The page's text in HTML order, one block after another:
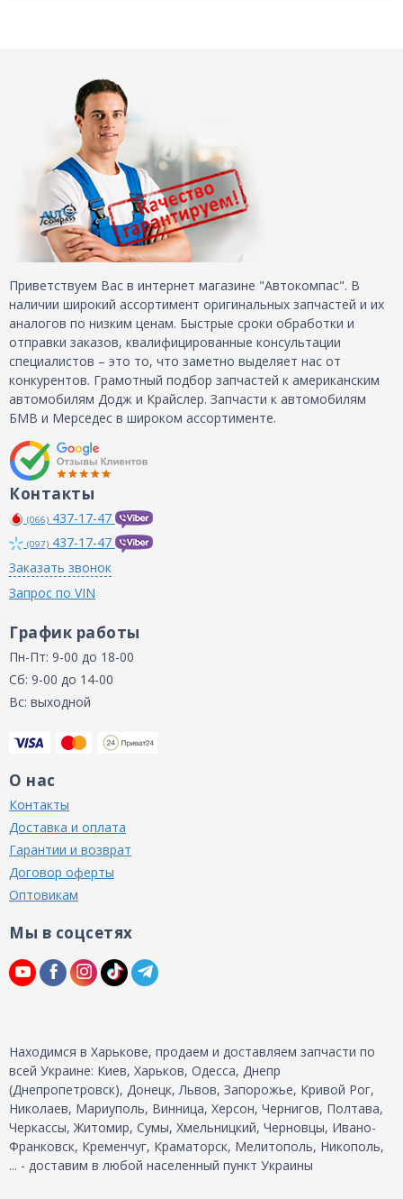
Приветствуем Вас в интернет магазине "Автокомпас". В
наличии широкий ассортимент оригинальных запчастей и их
аналогов по низким ценам. Быстрые сроки обработки и
отправки заказов, квалифицированные консультации
специалистов – это то, что заметно выделяет нас от
конкурентов. Грамотный подбор запчастей к американским
автомобилям Додж и Крайслер. Запчасти к автомобилям
БМВ и Мерседес в широком ассортименте.
Контакты
(066) 437-17-47
(097) 437-17-47
Заказать звонок
Запрос по VIN
График работы
Пн-Пт: 9-00 до 18-00
Сб: 9-00 до 14-00
Вс: выходной
О нас
Контакты
Доставка и оплата
Гарантии и возврат
Договор оферты
Оптовикам
Мы в соцсетях
Находимся в Харькове, продаем и доставляем запчасти по
всей Украине: Киев, Харьков, Одесса, Днепр
(Днепропетровск), Донецк, Львов, Запорожье, Кривой Рог,
Николаев, Мариуполь, Винница, Херсон, Чернигов, Полтава,
Черкассы, Житомир, Сумы, Хмельницкий, Черновцы, Ивано-
Франковск, Кременчуг, Краматорск, Мелитополь, Никополь,
... - доставим в любой населенный пункт Украины